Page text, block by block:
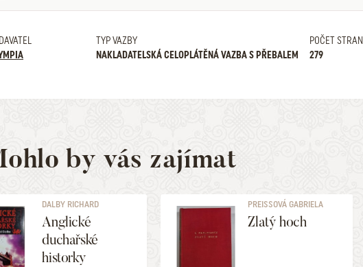
TYP VAZBY
NAKLADATELSKÁ CELOPLÁTĚNÁ VAZBA S PŘEBALEM
POČET STRAN
279
by vás zajímat
DALBY RICHARD
Anglické
duchařské
historky
PREISSOVÁ GABRIELA
Zlatý hoch